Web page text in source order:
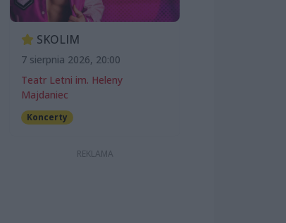
SKOLIM
7 sierpnia 2026, 20:00
Teatr Letni im. Heleny
Majdaniec
Koncerty